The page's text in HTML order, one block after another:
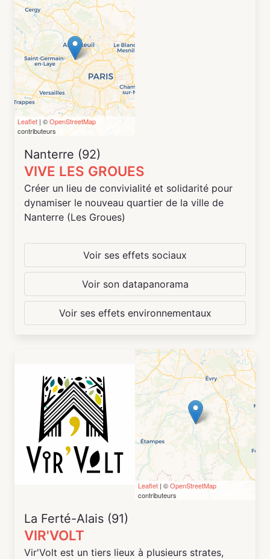
synergies entre elles :
1. Un Pôle coworking : openspace et bureaux
(géré par Oasis21)
2. Un Pôle Fablab : machines et établis pour
artisans designers (géré par l'association
WoMa)
3. Un Pôle Foodlab : des cuisines pro partagées
et un espace atelier (géré par l'association
Leaflet | ©OpenStreetMap
contributeurs
Nanterre (92)
VIVE LES GROUES
Créer un lieu de convivialité et solidarité pour
dynamiser le nouveau quartier de la ville de
Nanterre (Les Groues)
Voir ses effets sociaux
Voir son datapanorama
Voir ses effets environnementaux
Leaflet | ©OpenStreetMap
contributeurs
La Ferté-Alais (91)
VIR'VOLT
Vir'Volt est un tiers lieux à plusieurs strates,